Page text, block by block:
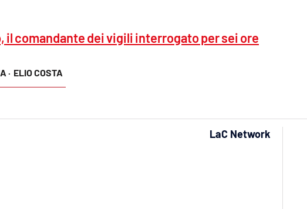
· ELIO COSTA
il comandante dei vigili interrogato per sei ore
LaC Network